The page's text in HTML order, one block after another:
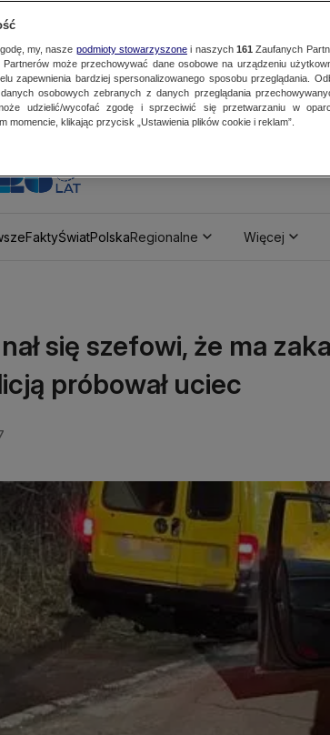
FaktyŚwiatPolskaRegionalne Więcej
się szefowi, że ma
próbował uciec
my, nasze podmioty stowarzyszonei naszych 161 Zaufanych
może przechowywać dane osobowe na urządzeniu
zapewnienia bardziej spersonalizowanego sposobu przeglądania.
osobowych zebranych z danych przeglądania
udzielić/wycofać zgodę i sprzeciwić się przetwarzaniu w
momencie, klikając przycisk „Ustawienia plików cookie i reklam”.